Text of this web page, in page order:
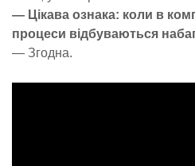
— Цікава ознака: коли в
процеси відбуваються
— Згодна.